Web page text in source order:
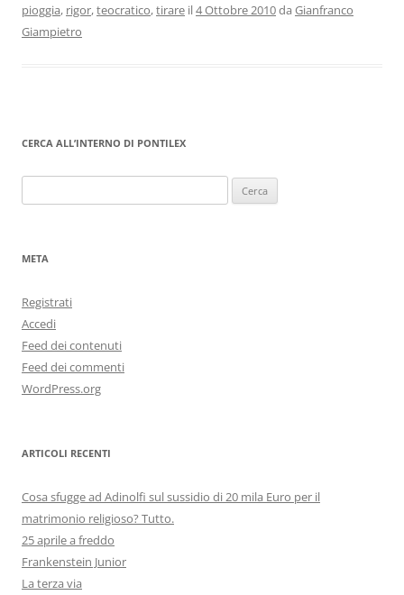
pioggia, rigor,teocratico,tirare il4 Ottobre 2010da Gianfranco
Giampietro
CERCA ALL’INTERNO DI PONTILEX
per:
META
Registrati
Accedi
Feed dei contenuti
Feed dei commenti
WordPress.org
ARTICOLI RECENTI
Cosa sfugge ad Adinolfi sul sussidio di 20 mila Euro per il
matrimonio religioso? Tutto.
25 aprile a freddo
Frankenstein Junior
La terza via